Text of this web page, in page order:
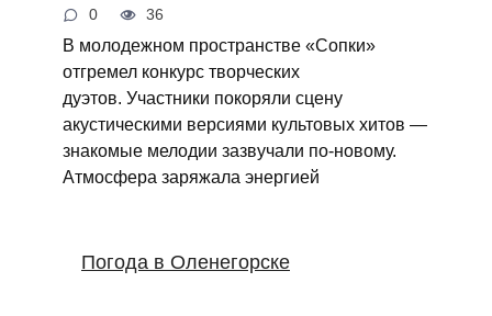
0 36
В молодежном пространстве «Сопки»
отгремел конкурс творческих
дуэтов. Участники покоряли сцену
акустическими версиями культовых хитов —
знакомые мелодии зазвучали по‑новому.
Атмосфера заряжала энергией
Погода в Оленегорске